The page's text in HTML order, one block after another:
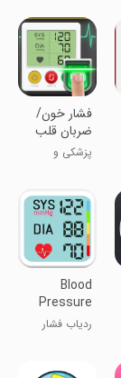
فشار خون/
ضربان قلب
پزشکی و
Blood
Pressure
BPM
Tracker
ردیاب فشار